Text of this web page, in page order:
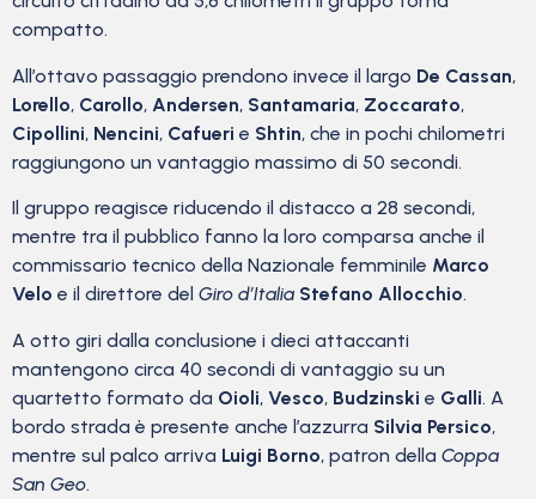
compatto.
All’ottavo passaggio prendono invece il largo De Cassan,
Lorello, Carollo, Andersen, Santamaria, Zoccarato,
Cipollini, Nencini, Cafueri e Shtin, che in pochi chilometri
raggiungono un vantaggio massimo di 50 secondi.
Il gruppo reagisce riducendo il distacco a 28 secondi,
mentre tra il pubblico fanno la loro comparsa anche il
commissario tecnico della Nazionale femminile Marco
Velo e il direttore del Giro d’Italia Stefano Allocchio.
A otto giri dalla conclusione i dieci attaccanti
mantengono circa 40 secondi di vantaggio su un
quartetto formato da Oioli, Vesco, Budzinski e Galli. A
bordo strada è presente anche l’azzurra Silvia Persico,
mentre sul palco arriva Luigi Borno, patron della Coppa
San Geo.